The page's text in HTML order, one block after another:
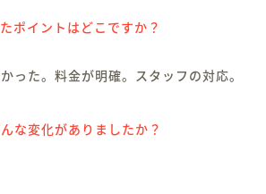
ポイントはどこですか？
った。料金が明確。スタッフの対応。
な変化がありましたか？